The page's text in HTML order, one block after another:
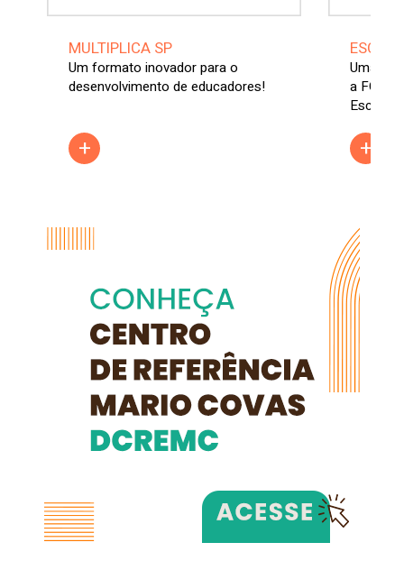
MULTIPLICA SP
Um formato inovador para o
desenvolvimento de educadores!
+
Uma
a FGV
Escolar
+